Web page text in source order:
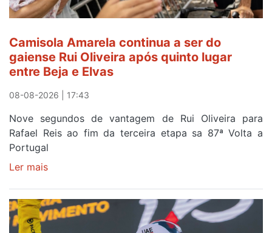
Camisola Amarela continua a ser do
gaiense Rui Oliveira após quinto lugar
entre Beja e Elvas
08-08-2026 | 17:43
Nove segundos de vantagem de Rui Oliveira para
Rafael Reis ao fim da terceira etapa sa 87ª Volta a
Portugal
Ler mais
Amarela
continua